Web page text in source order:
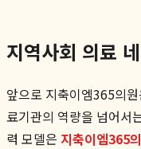
지역사회 의료
앞으로 지축이엠365의
료기관의 역량을 넘어서
력 모델은 지축이엠365